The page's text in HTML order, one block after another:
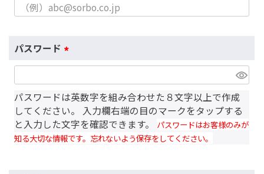
必
パスワード
(
須
)
パスワードは英数字を組み合わせた８文字以上で作成
してください。 入力欄右端の目のマークをタップする
と入力した文字を確認できます。
パスワードはお客様のみが
知る大切な情報です。忘れないよう保存をしてください。